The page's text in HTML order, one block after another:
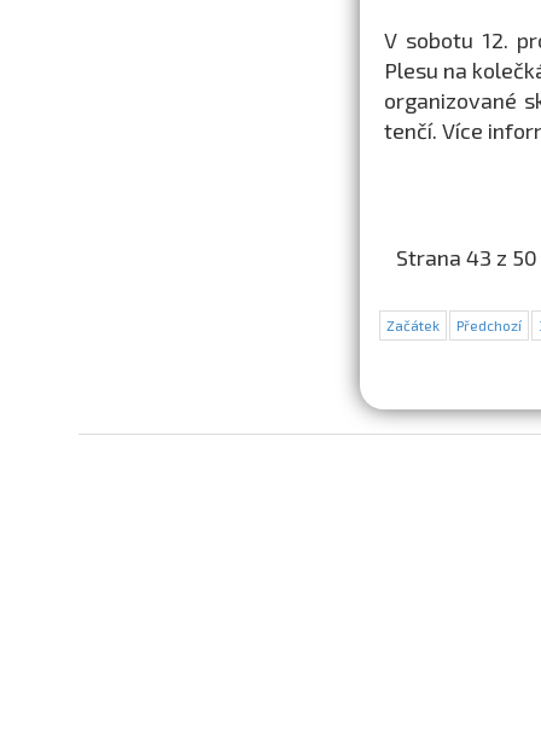
V sobotu 12.
Plesu na
organizované
tenčí. Více
Strana 43 z 50
Začátek Předchozí